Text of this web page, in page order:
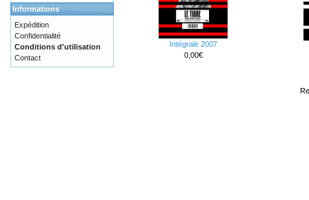
Intégrale 2007
0,00€
Informations
Expédition
Confidentialité
Conditions d'utilisation
Contact